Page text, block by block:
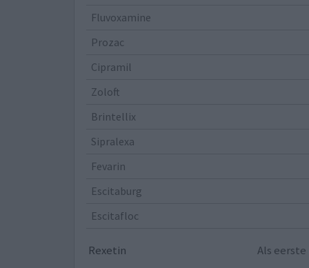
Fluvoxamine
Prozac
Cipramil
Zoloft
Brintellix
Sipralexa
Fevarin
Escitaburg
Escitafloc
Rexetin Als